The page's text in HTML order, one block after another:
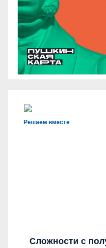
Решаем вместе
Сложности с